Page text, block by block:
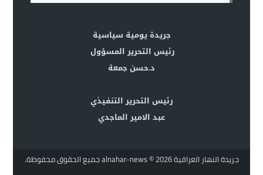
جريدة يومية سياسية
رئيس التحرير المسؤول
د.حسن جمعة
رئيس التحرير التنفيذي
عبد الامير الماجدي
جريدة النهار العراقية alnahar-news© 2026 جميع الحقوق محفوظة.